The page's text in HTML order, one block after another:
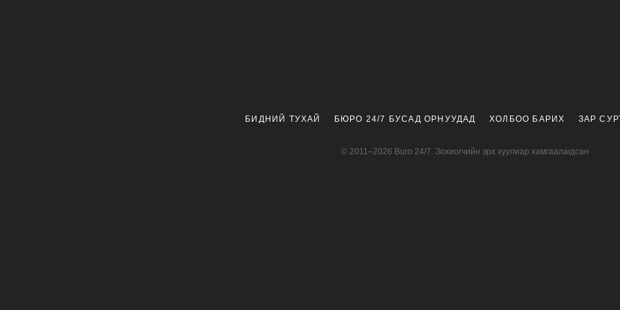
БИДНИЙ ТУХАЙ БЮРО 24/7 БУСАД ОРНУУДАД ХОЛБОО БАРИХ ЗАР
© 2011–2026 Buro 24/7. Зохиогчийн эрх хуулиар хамгаалагдсан